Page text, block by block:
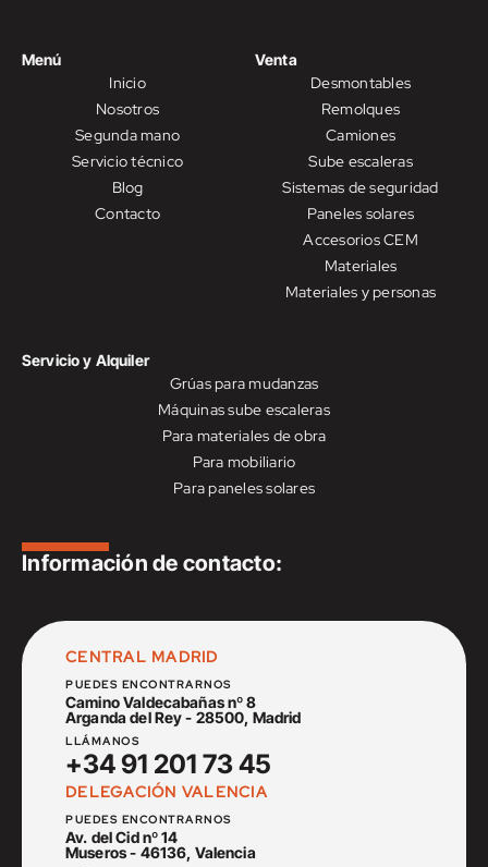
Menú
Inicio
Nosotros
Segunda mano
Servicio técnico
Blog
Contacto
Venta
Desmontables
Remolques
Camiones
Sube escaleras
Sistemas de seguridad
Paneles solares
Accesorios CEM
Materiales
Materiales y personas
Servicio y Alquiler
Grúas para mudanzas
Máquinas sube escaleras
Para materiales de obra
Para mobiliario
Para paneles solares
Información de contacto:
CENTRAL MADRID
PUEDES ENCONTRARNOS
Camino Valdecabañas nº 8
Arganda del Rey - 28500, Madrid
LLÁMANOS
+34 91 201 73 45
DELEGACIÓN VALENCIA
PUEDES ENCONTRARNOS
Av. del Cid nº 14
Museros - 46136, Valencia